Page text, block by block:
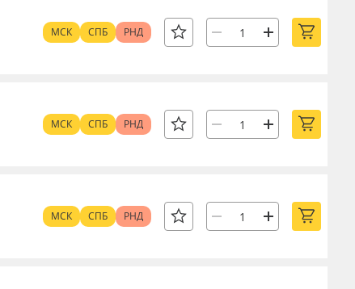
МСК СПБ РНД
МСК СПБ РНД
МСК СПБ РНД